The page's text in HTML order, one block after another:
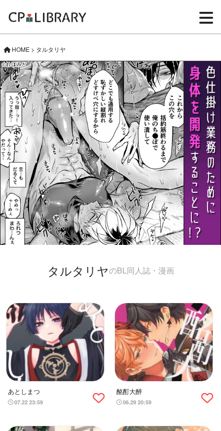
HOME > タルタリヤ
タルタリヤのBL同人誌・漫画
あとしまつ
07.22 23:59
酩酊大醉
06.29 20:59